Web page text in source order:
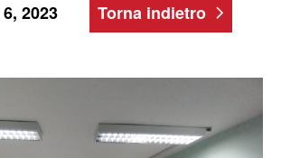
2023 Torna indietro